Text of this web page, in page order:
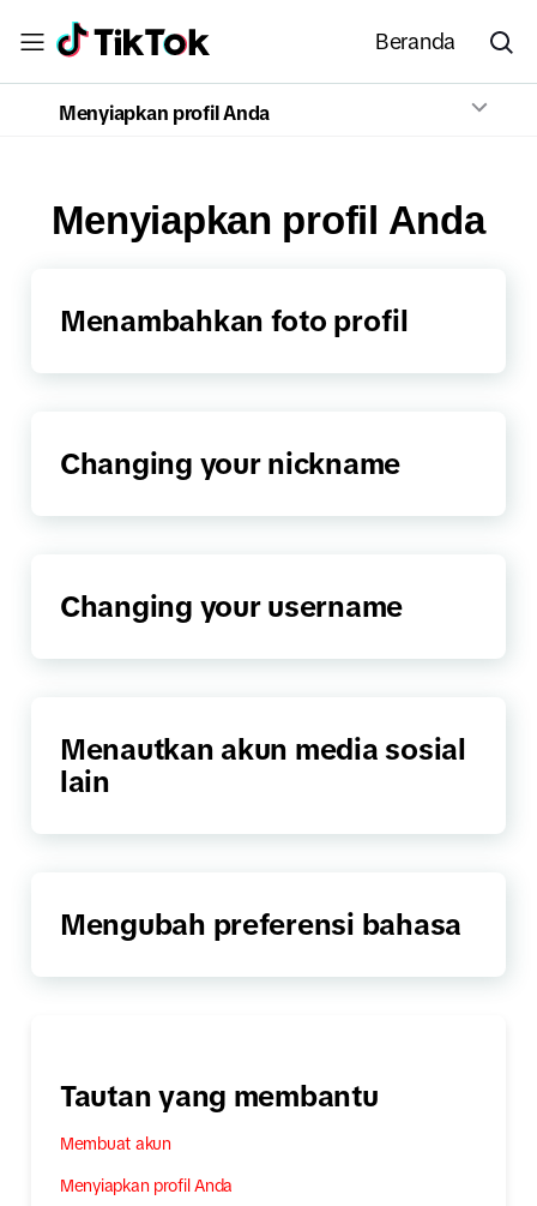
Beranda
Menyiapkan profil Anda
Menyiapkan profil Anda
Menambahkan foto profil
Changing your nickname
Changing your username
Menautkan akun media sosial
lain
Mengubah preferensi bahasa
Tautan yang membantu
Membuat akun
Menyiapkan profil Anda